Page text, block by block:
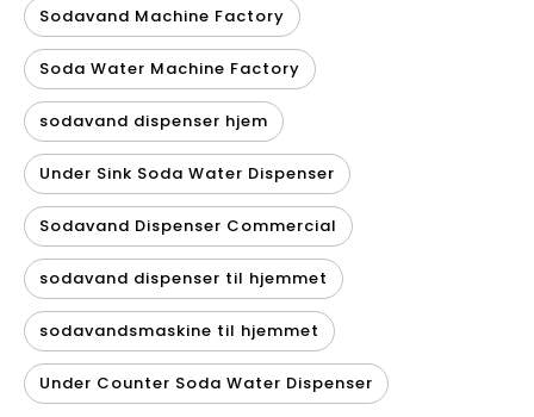
Sodavand Machine Factory
Soda Water Machine Factory
sodavand dispenser hjem
Under Sink Soda Water Dispenser
Sodavand Dispenser Commercial
sodavand dispenser til hjemmet
sodavandsmaskine til hjemmet
Under Counter Soda Water Dispenser